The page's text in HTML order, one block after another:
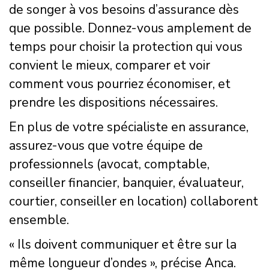
de songer à vos besoins d’assurance dès
que possible. Donnez-vous amplement de
temps pour choisir la protection qui vous
convient le mieux, comparer et voir
comment vous pourriez économiser, et
prendre les dispositions nécessaires.
En plus de votre spécialiste en assurance,
assurez-vous que votre équipe de
professionnels (avocat, comptable,
conseiller financier, banquier, évaluateur,
courtier, conseiller en location) collaborent
ensemble.
« Ils doivent communiquer et être sur la
même longueur d’ondes », précise Anca.